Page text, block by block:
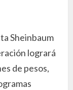
Sheinbaum
logrará
de pesos,